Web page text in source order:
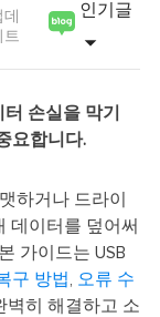
트
인기글
손실을 막기
요합니다.
하거나 드라이
데이터를 덮어써
가이드는 USB
구 방법
오류 수
벽히 해결하고 소